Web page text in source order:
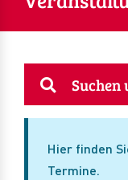
Hier finden
Termine.